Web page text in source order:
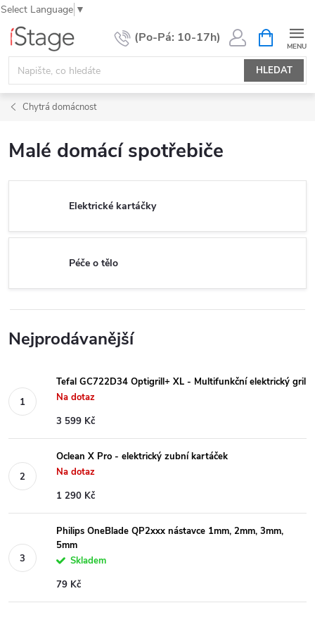
Select Language ▼
Přejít
obsah
HLEDAT
NÁKUPNÍ
KOŠÍK
Chytrá domácnost
Malé domácí spotřebiče
Elektrické kartáčky
Péče o tělo
Nejprodávanější
Tefal GC722D34 Optigrill+ XL - Multifunkční elektrický gril
Na dotaz
3 599 Kč
Oclean X Pro - elektrický zubní kartáček
Na dotaz
1 290 Kč
Philips OneBlade QP2xxx nástavce 1mm, 2mm, 3mm,
5mm
Skladem
79 Kč